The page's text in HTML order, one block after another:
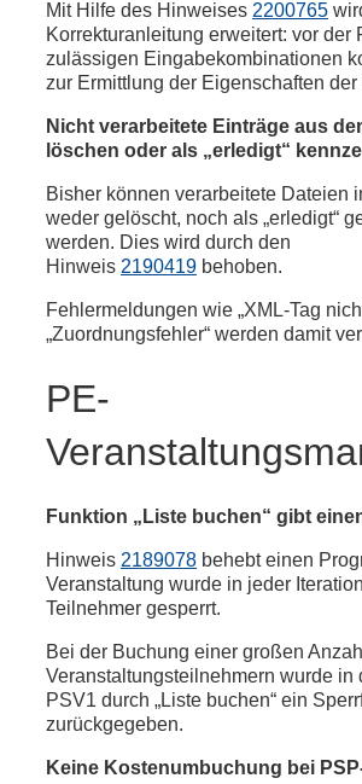
Mit Hilfe des Hinweises 2200765
Korrekturanleitung erweitert: vor der
zulässigen Eingabekombinationen
zur Ermittlung der Eigenschaften der
Nicht verarbeitete Einträge aus
löschen oder als „erledigt“
Bisher können verarbeitete Dateien
weder gelöscht, noch als „erledigt“
werden. Dies wird durch den
Hinweis 2190419 behoben.
Fehlermeldungen wie „XML-Tag
„Zuordnungsfehler“ werden damit
PE-
Funktion „Liste buchen“ gibt
Hinweis 2189078 behebt einen
Veranstaltung wurde in jeder
Teilnehmer gesperrt.
Bei der Buchung einer großen
Veranstaltungsteilnehmern wurde in
PSV1 durch „Liste buchen“ ein
zurückgegeben.
Keine Kostenumbuchung bei